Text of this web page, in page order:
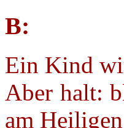
B:
Ein Kind
Aber halt:
am